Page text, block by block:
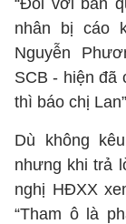
“Đối với ban
nhân bị cáo
Nguyễn
SCB - hiện đã
thì báo chị
Dù không
nhưng khi trả
nghị HĐXX
“Tham ô là